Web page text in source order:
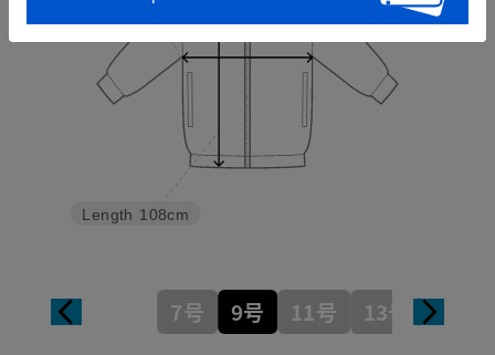
Length 108cm
7号 9号 11号 13号